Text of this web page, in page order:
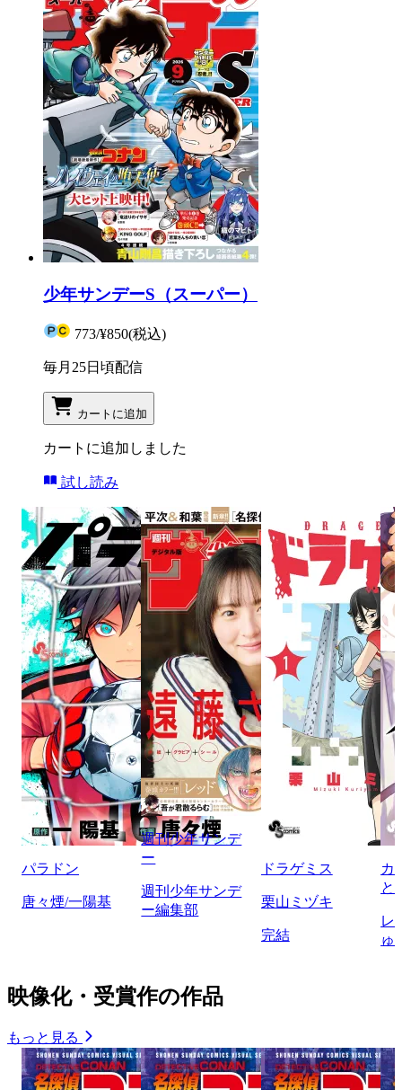
少年サンデーS（スーパー）
773/¥850(税込)
毎月25日頃配信
カートに追加
カートに追加しました
試し読み
パラドン
唐々煙/一陽基
週刊少年サンデ
ー
週刊少年サンデ
ー編集部
ドラゲミス
栗山ミヅキ
完結
カ
と
レ
ゅ
映像化・受賞作の作品
もっと見る